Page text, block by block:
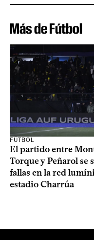
Más de Fútbol
FÚTBOL
El partido entre
Torque y Peñarol se
fallas en la red
estadio Charrúa